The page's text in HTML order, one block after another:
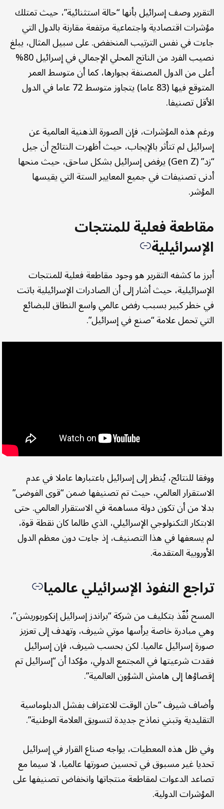
التقرير وصف إسرائيل بأنها “حالة استثنائية”، حيث تمتلك
مؤشرات اقتصادية واجتماعية مرتفعة مقارنة بالدول التي
جاءت في نفس الترتيب المنخفض. على سبيل المثال، يبلغ
نصيب الفرد من الناتج المحلي الإجمالي في إسرائيل 80%
أعلى من الدول المصنفة بجوارها، كما أن متوسط العمر
المتوقع فيها (83 عاما) يتجاوز متوسط 72 عاما في الدول
الأقل تصنيفا.
ورغم هذه المؤشرات، فإن الصورة الذهنية العالمية عن
إسرائيل لم تتأثر بالإيجاب، حيث أظهرت النتائج أن جيل
“زد” (Gen Z) يرفض إسرائيل بشكل ساحق، حيث منحها
أدنى تصنيفات في جميع المعايير الستة التي يقيسها
المؤشر.
مقاطعة فعلية للمنتجات
الإسرائيلية
أبرز ما كشفه التقرير هو وجود مقاطعة فعلية للمنتجات
الإسرائيلية، حيث أشار إلى أن الصادرات الإسرائيلية باتت
في خطر كبير بسبب رفض عالمي واسع النطاق للبضائع
التي تحمل علامة “صنع في إسرائيل”.
ووفقا للنتائج، يُنظر إلى إسرائيل باعتبارها عاملا في عدم
الاستقرار العالمي، حيث تم تصنيفها ضمن “قوى الفوضى”
بدلا من أن تكون دولة مساهمة في الاستقرار العالمي. حتى
الابتكار التكنولوجي الإسرائيلي، الذي طالما كان نقطة قوة،
لم يسعفها في هذا التصنيف، إذ جاءت دون معظم الدول
الأوروبية المتقدمة.
تراجع النفوذ الإسرائيلي عالميا
المسح نُفّذ بتكليف من شركة “براندز إسرائيل إنكوربوريشن”،
وهي مبادرة خاصة يرأسها موتي شيرف، وتهدف إلى تعزيز
صورة إسرائيل عالميا. لكن بحسب شيرف، فإن إسرائيل
فقدت شرعيتها في المجتمع الدولي، مؤكدا أن “إسرائيل تم
إقصاؤها إلى هامش الشؤون العالمية”.
وأضاف شيرف “حان الوقت للاعتراف بفشل الدبلوماسية
التقليدية وتبني نماذج جديدة لتسويق العلامة الوطنية”.
وفي ظل هذه المعطيات، يواجه صناع القرار في إسرائيل
تحديا غير مسبوق في تحسين صورتها عالميا، لا سيما مع
تصاعد الدعوات لمقاطعة منتجاتها وانخفاض تصنيفها على
المؤشرات الدولية.